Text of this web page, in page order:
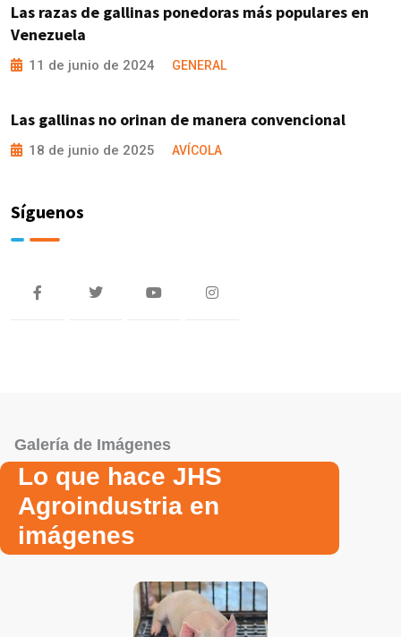
Las razas de gallinas ponedoras más populares en
Venezuela
11 de junio de 2024 GENERAL
Las gallinas no orinan de manera convencional
18 de junio de 2025 AVÍCOLA
Síguenos
Galería de Imágenes
Lo que hace JHS
Agroindustria en
imágenes